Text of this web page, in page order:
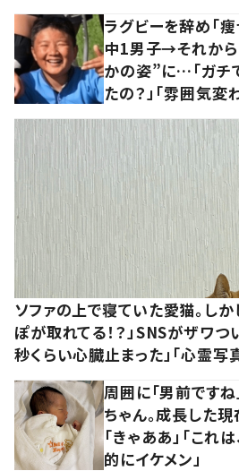
ラグビーを辞め「
中1男子→それから
かの姿”に…「ガチ
たの？」「雰囲気変
ソファの上で寝ていた愛猫。しか
ぽが取れてる！？」SNSがザワつ
秒くらい心臓止まった」「心霊写
周囲に「男前です
ちゃん。成長した
「きゃああ」「これ
的にイケメン」